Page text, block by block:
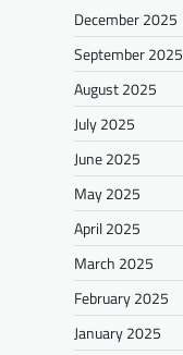
December 2025
September 2025
August 2025
July 2025
June 2025
May 2025
April 2025
March 2025
February 2025
January 2025